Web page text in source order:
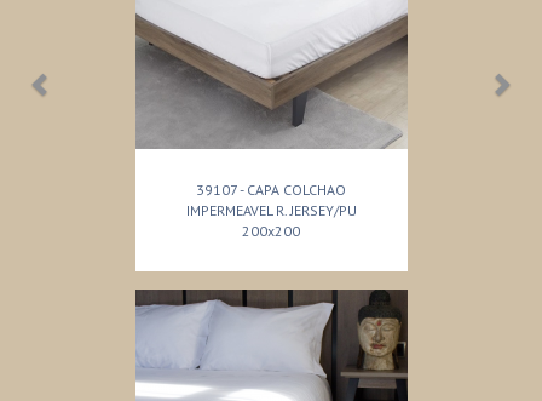
39107 - CAPA COLCHAO
IMPERMEAVEL R. JERSEY/PU
200x200